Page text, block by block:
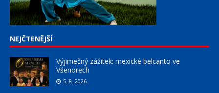
NEJČTENĚJŠÍ
Výjimečný zážitek: mexické belcanto ve
Všenorech
5. 8. 2026